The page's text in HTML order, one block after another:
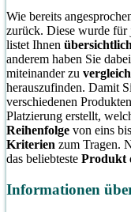
Wie bereits
zurück. Diese wurde für
listet Ihnen übersichtlich
anderem haben Sie
miteinander zu
herauszufinden. Damit
verschiedenen
Platzierung erstellt,
Reihenfolge von eins
Kriterien zum Tragen.
das beliebteste Produkt
Informationen